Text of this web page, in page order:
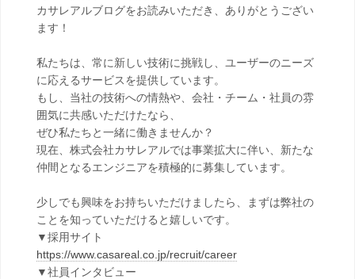
カサレアルブログをお読みいただき、ありがとうござい
ます！
私たちは、常に新しい技術に挑戦し、ユーザーのニーズ
に応えるサービスを提供しています。
もし、当社の技術への情熱や、会社・チーム・社員の雰
囲気に共感いただけたなら、
ぜひ私たちと一緒に働きませんか？
現在、株式会社カサレアルでは事業拡大に伴い、新たな
仲間となるエンジニアを積極的に募集しています。
少しでも興味をお持ちいただけましたら、まずは弊社の
ことを知っていただけると嬉しいです。
▼採用サイト
https://www.casareal.co.jp/recruit/career
▼社員インタビュー